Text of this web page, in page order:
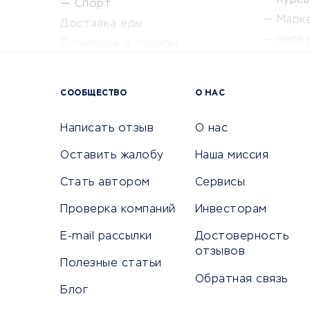
Спорт
Доставка еды
Кредитные карты
Дебетовые карты
Микрофинансовые организации
СООБЩЕСТВО
Написать отзыв
Оставить жалобу
Стать автором
Проверка компаний
E-mail рассылки
Полезные статьи
Блог
О НАС
О нас
Наша миссия
Сервисы
Инвесторам
Достоверность
отзывов
Обратная связь